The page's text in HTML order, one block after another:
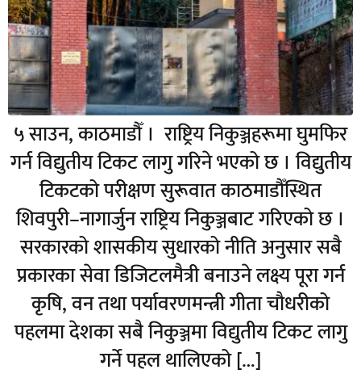
५ साउन, काठमाडौँ । राष्ट्रिय निकुञ्जहरूमा घुमफिर
गर्न विद्युतीय टिकट लागु गरिने भएको छ । विद्युतीय
टिकटको परीक्षण सुरूवात काठमाडौँस्थित
शिवपुरी–नागार्जुन राष्ट्रिय निकुञ्जबाट गरिएको छ ।
सरकारको शासकीय सुधारको नीति अनुसार सबै
प्रकारका सेवा डिजिटलमैत्री बनाउने लक्ष्य पूरा गर्न
कृषि, वन तथा पर्यावरणमन्त्री गीता चौधरीको
पहलमा देशका सबै निकुञ्जमा विद्युतीय टिकट लागु
गर्ने पहल थालिएको […]